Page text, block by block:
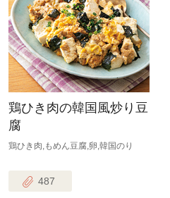
鶏ひき肉の韓国風炒り豆
腐
鶏ひき肉,もめん豆腐,卵,韓国のり
487